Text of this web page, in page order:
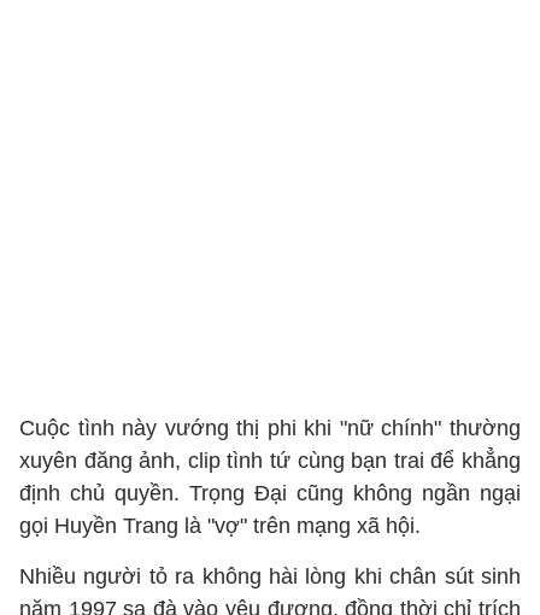
Cuộc tình này vướng thị phi khi "nữ chính" thường
xuyên đăng ảnh, clip tình tứ cùng bạn trai để khẳng
định chủ quyền. Trọng Đại cũng không ngần ngại
gọi Huyền Trang là "vợ" trên mạng xã hội.
Nhiều người tỏ ra không hài lòng khi chân sút sinh
năm 1997 sa đà vào yêu đương, đồng thời chỉ trích